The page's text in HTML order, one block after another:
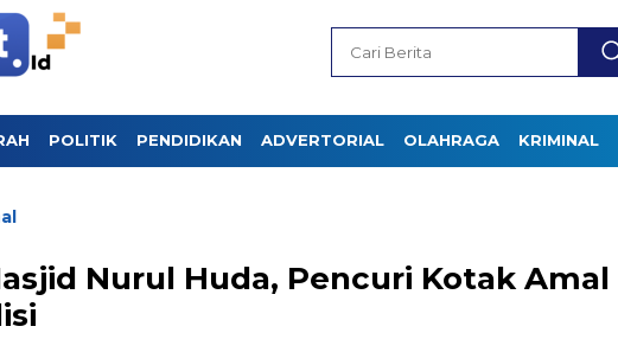
POLITIK PENDIDIKAN ADVERTORIAL OLAHRAGA KRIMINAL
Nurul Huda, Pencuri Kotak Amal